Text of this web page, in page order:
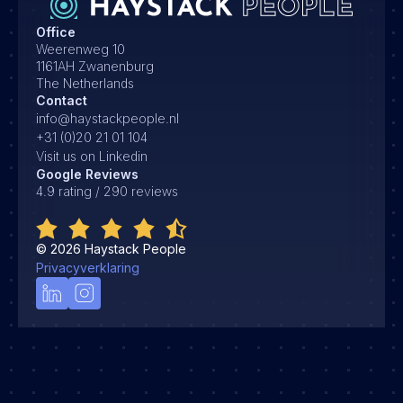
Office
Weerenweg 10
1161AH Zwanenburg
The Netherlands
Contact
info@haystackpeople.nl
+31 (0)20 21 01 104
Visit us on Linkedin
Google Reviews
4.9 rating / 290 reviews
© 2026 Haystack People
Privacyverklaring